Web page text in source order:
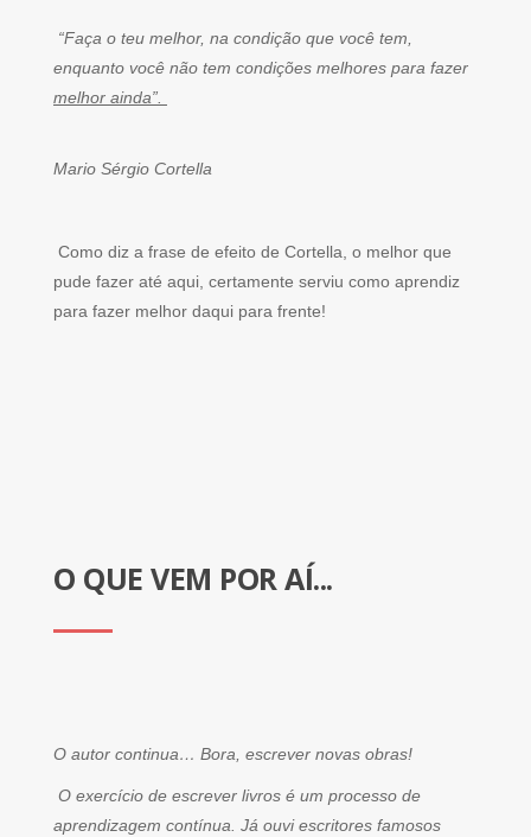
“Faça o teu melhor, na condição que você tem,
enquanto você não tem condições melhores para fazer
melhor ainda”.
Mario Sérgio Cortella
Como diz a frase de efeito de Cortella, o melhor que
pude fazer até aqui, certamente serviu como aprendiz
para fazer melhor daqui para frente!
O QUE VEM POR AÍ...
O autor continua… Bora, escrever novas obras!
O exercício de escrever livros é um processo de
aprendizagem contínua. Já ouvi escritores famosos